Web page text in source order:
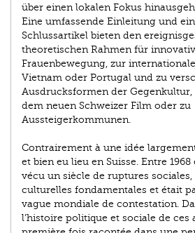
über einen lokalen Fokus
Eine umfassende Einleitung und
Schlussartikel bieten den
theoretischen Rahmen für
Frauenbewegung, zur
Vietnam oder Portugal und zu
Ausdrucksformen der Gegenkultur,
dem ­neuen Schweizer Film oder zu
Aussteigerkommunen.
Contrairement à une idée
et bien eu lieu en Suisse. Entre 1968
vécu un siècle de ruptures
culturelles fondamentales et était
vague mondiale de contestation.
l’histoire politique et sociale de ces